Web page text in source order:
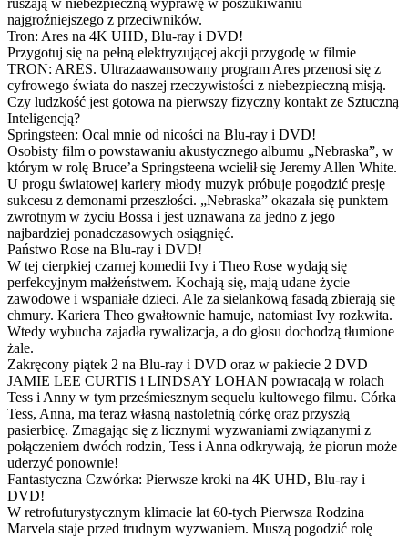
ruszają w niebezpieczną wyprawę w poszukiwaniu
najgroźniejszego z przeciwników.
Tron: Ares na 4K UHD, Blu-ray i DVD!
Przygotuj się na pełną elektryzującej akcji przygodę w filmie
TRON: ARES. Ultrazaawansowany program Ares przenosi się z
cyfrowego świata do naszej rzeczywistości z niebezpieczną misją.
Czy ludzkość jest gotowa na pierwszy fizyczny kontakt ze Sztuczną
Inteligencją?
Springsteen: Ocal mnie od nicości na Blu-ray i DVD!
Osobisty film o powstawaniu akustycznego albumu „Nebraska”, w
którym w rolę Bruce’a Springsteena wcielił się Jeremy Allen White.
U progu światowej kariery młody muzyk próbuje pogodzić presję
sukcesu z demonami przeszłości. „Nebraska” okazała się punktem
zwrotnym w życiu Bossa i jest uznawana za jedno z jego
najbardziej ponadczasowych osiągnięć.
Państwo Rose na Blu-ray i DVD!
W tej cierpkiej czarnej komedii Ivy i Theo Rose wydają się
perfekcyjnym małżeństwem. Kochają się, mają udane życie
zawodowe i wspaniałe dzieci. Ale za sielankową fasadą zbierają się
chmury. Kariera Theo gwałtownie hamuje, natomiast Ivy rozkwita.
Wtedy wybucha zajadła rywalizacja, a do głosu dochodzą tłumione
żale.
Zakręcony piątek 2 na Blu-ray i DVD oraz w pakiecie 2 DVD
JAMIE LEE CURTIS i LINDSAY LOHAN powracają w rolach
Tess i Anny w tym prześmiesznym sequelu kultowego filmu. Córka
Tess, Anna, ma teraz własną nastoletnią córkę oraz przyszłą
pasierbicę. Zmagając się z licznymi wyzwaniami związanymi z
połączeniem dwóch rodzin, Tess i Anna odkrywają, że piorun może
uderzyć ponownie!
Fantastyczna Czwórka: Pierwsze kroki na 4K UHD, Blu-ray i
DVD!
W retrofuturystycznym klimacie lat 60-tych Pierwsza Rodzina
Marvela staje przed trudnym wyzwaniem. Muszą pogodzić rolę